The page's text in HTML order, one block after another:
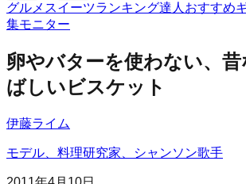
グルメ スイーツランキング達人おすすめ
集モニター
卵やバターを使わない、
ばしいビスケット
伊藤ライム
モデル、料理研究家、シャンソン歌手